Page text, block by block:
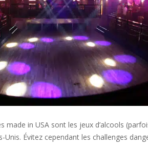
in USA sont les jeux d’alcools
Évitez cependant les challenges